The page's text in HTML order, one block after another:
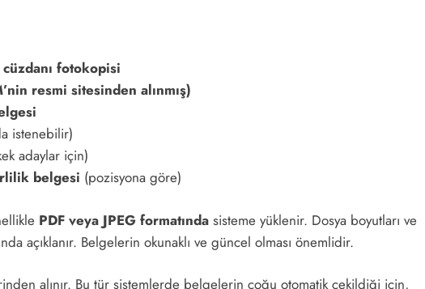
fotokopisi
resmi sitesinden alınmış)
istenebilir)
adaylar için)
belgesi (pozisyona göre)
PDF veya JPEG formatında sisteme yüklenir. Dosya boyutları ve
açıklanır. Belgelerin okunaklı ve güncel olması önemlidir.
alınır. Bu tür sistemlerde belgelerin çoğu otomatik çekildiği için,